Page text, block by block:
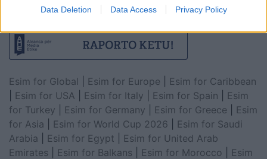
Data Deletion Data Access Privacy Policy
Esim for Global Esim for Europe
Esim for Caribbean
Esim for USA Esim for Italy Esim for Spain
Esim
for Turkey
Esim for Germany Esim for Greece
Esim
for Asia
Esim for World Cup 2026
Esim for Saudi
Arabia
Esim for Egypt
Esim for United Arab
Emirates
Esim for Balkans Esim for Morocco
Esim